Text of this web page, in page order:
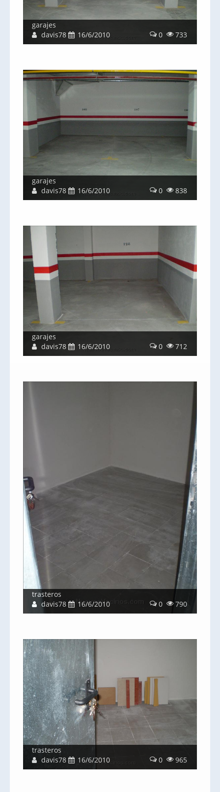
garajes
davis78
16/6/2010 0 733
garajes
davis78
16/6/2010 0 838
garajes
davis78
16/6/2010 0 712
trasteros
davis78
16/6/2010 0 790
trasteros
davis78
16/6/2010 0 965